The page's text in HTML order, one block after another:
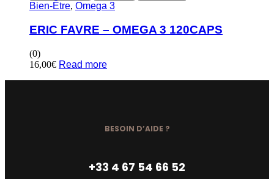
Bien-Être, Omega 3
ERIC FAVRE – OMEGA 3 120CAPS
(0)
16,00€ Read more
BESOIN D’AIDE ?
+33 4 67 54 66 52